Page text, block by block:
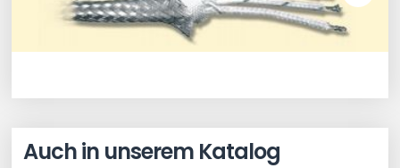
Auch in unserem Katalog